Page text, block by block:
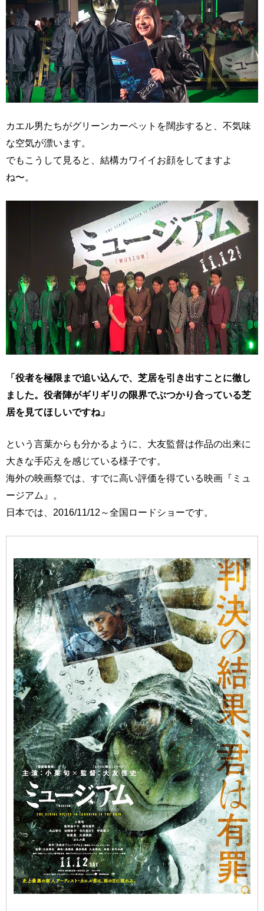
カエル男たちがグリーンカーペットを闊歩すると、不気味
な空気が漂います。
でもこうして見ると、結構カワイイお顔をしてますよ
ね〜。
「役者を極限まで追い込んで、芝居を引き出すことに徹し
ました。役者陣がギリギリの限界でぶつかり合っている芝
居を見てほしいですね」
という言葉からも分かるように、大友監督は作品の出来に
大きな手応えを感じている様子です。
海外の映画祭では、すでに高い評価を得ている映画『ミュ
ージアム』。
日本では、2016/11/12～全国ロードショーです。